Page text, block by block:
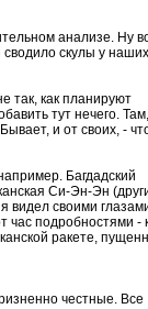
анализе. Ну
сводило скулы у наших
так, как планируют
тут нечего. Там,
и от своих, -
Багдадский
Си-Эн-Эн
видел своими
час подробностями -
ракете,
честные. Все